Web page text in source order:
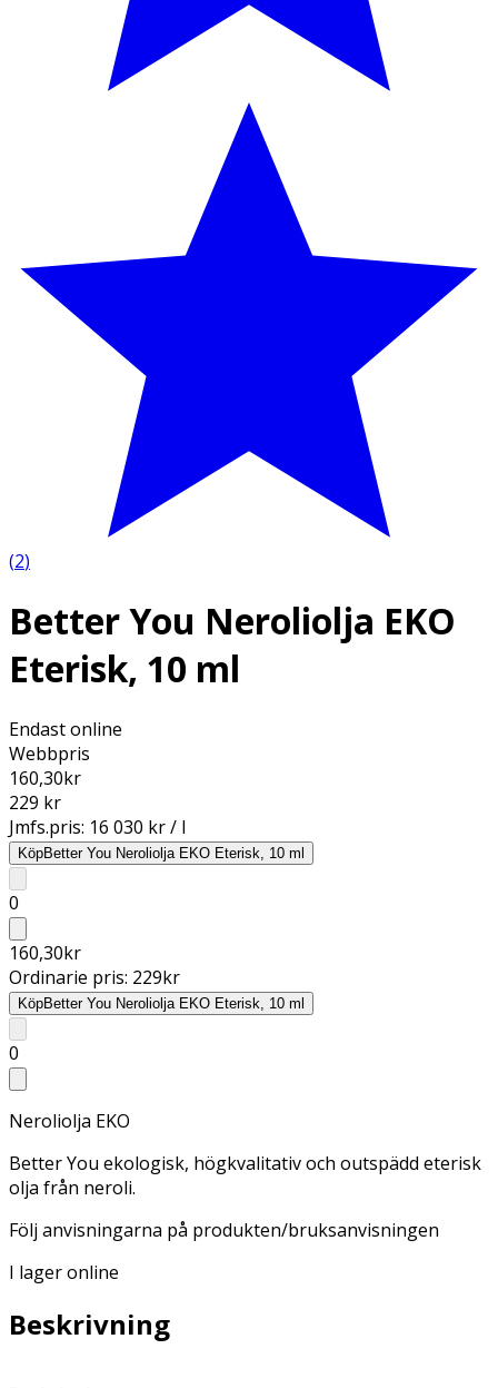
(2)
Better You Neroliolja EKO
Eterisk, 10 ml
Endast online
Webbpris
160,30kr
229 kr
Jmfs.pris: 16 030 kr / l
KöpBetter You Neroliolja EKO Eterisk, 10 ml
0
160,30kr
Ordinarie pris: 229kr
KöpBetter You Neroliolja EKO Eterisk, 10 ml
0
Neroliolja EKO
Better You ekologisk, högkvalitativ och outspädd eterisk
olja från neroli.
Följ anvisningarna på produkten/bruksanvisningen
I lager online
Beskrivning